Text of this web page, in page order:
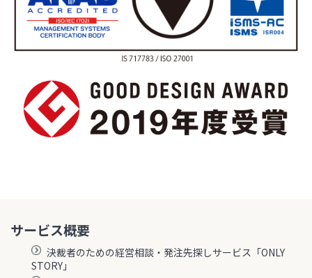
サービス概要
決裁者のための経営相談・発注先探しサービス「ONLY
STORY」